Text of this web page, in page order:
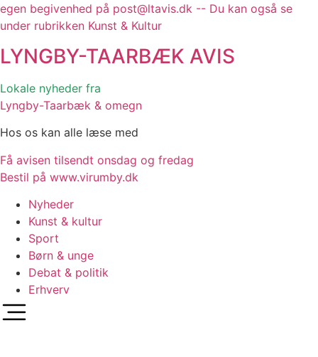
egen begivenhed på post@ltavis.dk -- Du kan også se
under rubrikken Kunst & Kultur
LYNGBY-TAARBÆK AVIS
Lokale nyheder fra
Lyngby-Taarbæk & omegn
Hos os kan alle læse med
Få avisen tilsendt onsdag og fredag
Bestil på www.virumby.dk
Nyheder
Kunst & kultur
Sport
Børn & unge
Debat & politik
Erhverv